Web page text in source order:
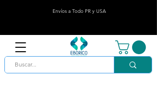
Envíos a Todo PR y USA